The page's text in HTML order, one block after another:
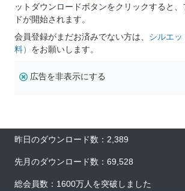
ットダウンロードボタンをクリックすると
ドが開始されます。
会員登録がまだお済みでない方は、 シルエ
料） をお願いします。
広告を非表示にする
昨日のダウンロード数：2,389
先月のダウンロード数：69,528
総会員数：1600万人を突破しました